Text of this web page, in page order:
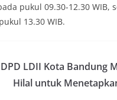
pukul 09.30-12.30 WIB,
13.30 WIB.
DPD LDII Kota Bandung
Hilal untuk